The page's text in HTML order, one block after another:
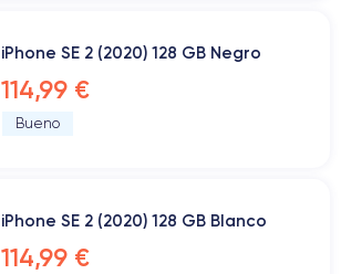
iPhone SE 2 (2020) 128 GB Negro
114,99 €
Bueno
iPhone SE 2 (2020) 128 GB Blanco
114,99 €